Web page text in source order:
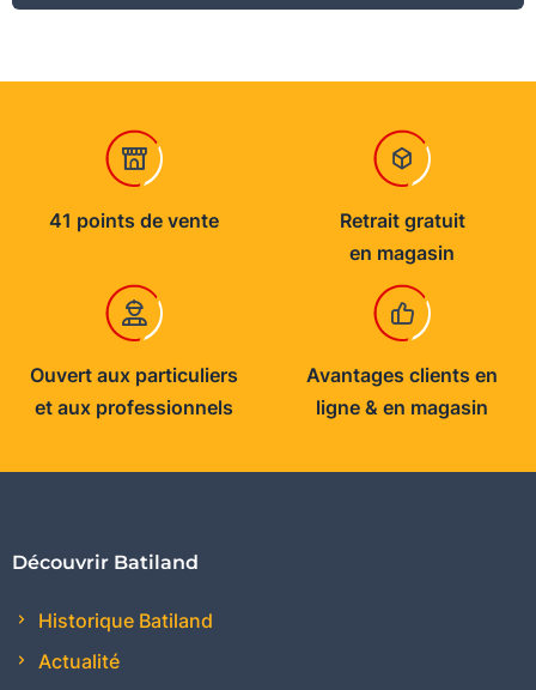
41 points de vente
Retrait gratuit
en magasin
Ouvert aux particuliers
et aux professionnels
Avantages clients en
ligne & en magasin
Découvrir Batiland
Historique Batiland
Actualité